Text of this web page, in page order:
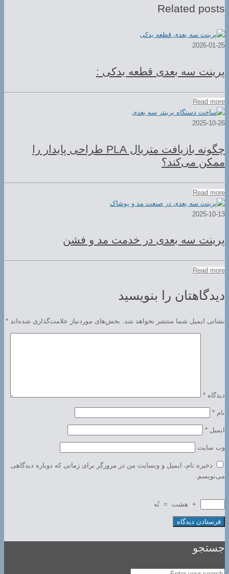
Related posts
2026-01-25
پرینت سه بعدی قطعه یدکی :
Read more
2025-10-26
چگونه بازیافت متریال PLA طراحی پایدار را
ممکن می‌کند؟
Read more
2025-10-13
پرینت سه بعدی در خدمت مد و فشن
Read more
دیدگاهتان را بنویسید
نشانی ایمیل شما منتشر نخواهد شد. بخش‌های موردنیاز علامت‌گذاری شده‌اند *
دیدگاه *
نام *
ایمیل *
وب‌ سایت
ذخیره نام، ایمیل و وبسایت من در مرورگر برای زمانی که دوباره دیدگاهی
می‌نویسم.
+ هشت = نُه
جستجو